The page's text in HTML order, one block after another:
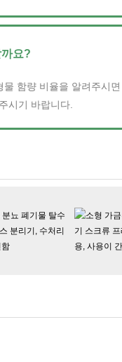
요?
함량 비율을 알려주시
시기 바랍니다.